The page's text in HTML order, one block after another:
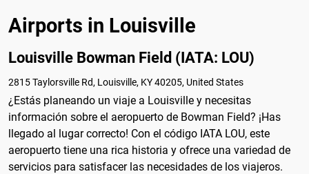
Airports in Louisville
Louisville Bowman Field (IATA: LOU)
2815 Taylorsville Rd, Louisville, KY 40205, United States
¿Estás planeando un viaje a Louisville y necesitas
información sobre el aeropuerto de Bowman Field? ¡Has
llegado al lugar correcto! Con el código IATA LOU, este
aeropuerto tiene una rica historia y ofrece una variedad de
servicios para satisfacer las necesidades de los viajeros.